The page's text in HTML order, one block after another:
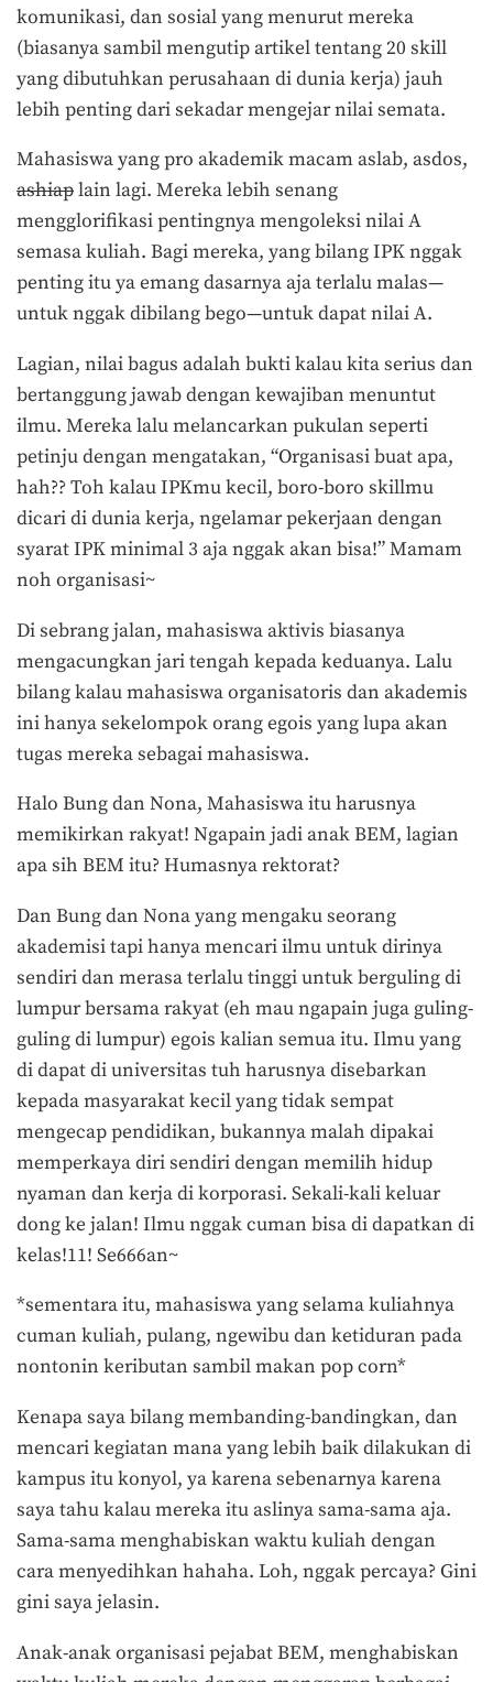
komunikasi, dan sosial yang menurut mereka
(biasanya sambil mengutip artikel tentang 20 skill
yang dibutuhkan perusahaan di dunia kerja) jauh
lebih penting dari sekadar mengejar nilai semata.
Mahasiswa yang pro akademik macam aslab, asdos,
ashiaplain lagi. Mereka lebih senang
mengglorifikasi pentingnya mengoleksi nilai A
semasa kuliah. Bagi mereka, yang bilang IPK nggak
penting itu ya emang dasarnya aja terlalu malas—
untuk nggak dibilang bego—untuk dapat nilai A.
Lagian, nilai bagus adalah bukti kalau kita serius dan
bertanggung jawab dengan kewajiban menuntut
ilmu. Mereka lalu melancarkan pukulan seperti
petinju dengan mengatakan, “Organisasi buat apa,
hah?? Toh kalau IPKmu kecil, boro-boro skillmu
dicari di dunia kerja, ngelamar pekerjaan dengan
syarat IPK minimal 3 aja nggak akan bisa!” Mamam
noh organisasi~
Di sebrang jalan, mahasiswa aktivis biasanya
mengacungkan jari tengah kepada keduanya. Lalu
bilang kalau mahasiswa organisatoris dan akademis
ini hanya sekelompok orang egois yang lupa akan
tugas mereka sebagai mahasiswa.
Halo Bung dan Nona, Mahasiswa itu harusnya
memikirkan rakyat! Ngapain jadi anak BEM, lagian
apa sih BEM itu? Humasnya rektorat?
Dan Bung dan Nona yang mengaku seorang
akademisi tapi hanya mencari ilmu untuk dirinya
sendiri dan merasa terlalu tinggi untuk berguling di
lumpur bersama rakyat (eh mau ngapain juga guling-
guling di lumpur) egois kalian semua itu. Ilmu yang
di dapat di universitas tuh harusnya disebarkan
kepada masyarakat kecil yang tidak sempat
mengecap pendidikan, bukannya malah dipakai
memperkaya diri sendiri dengan memilih hidup
nyaman dan kerja di korporasi. Sekali-kali keluar
dong ke jalan! Ilmu nggak cuman bisa di dapatkan di
kelas!11! Se666an~
*sementara itu, mahasiswa yang selama kuliahnya
cuman kuliah, pulang, ngewibu dan ketiduran pada
nontonin keributan sambil makan pop corn*
Kenapa saya bilang membanding-bandingkan, dan
mencari kegiatan mana yang lebih baik dilakukan di
kampus itu konyol, ya karena sebenarnya karena
saya tahu kalau mereka itu aslinya sama-sama aja.
Sama-sama menghabiskan waktu kuliah dengan
cara menyedihkan hahaha. Loh, nggak percaya? Gini
gini saya jelasin.
Anak-anak organisasi pejabat BEM, menghabiskan